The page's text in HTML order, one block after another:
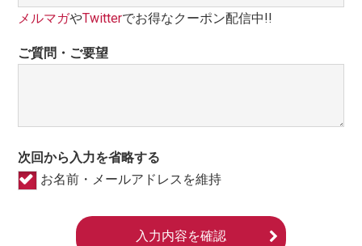
メルマガやTwitterでお得なクーポン配信中!!
ご質問・ご要望
次回から入力を省略する
お名前・メールアドレスを維持
入力内容を確認